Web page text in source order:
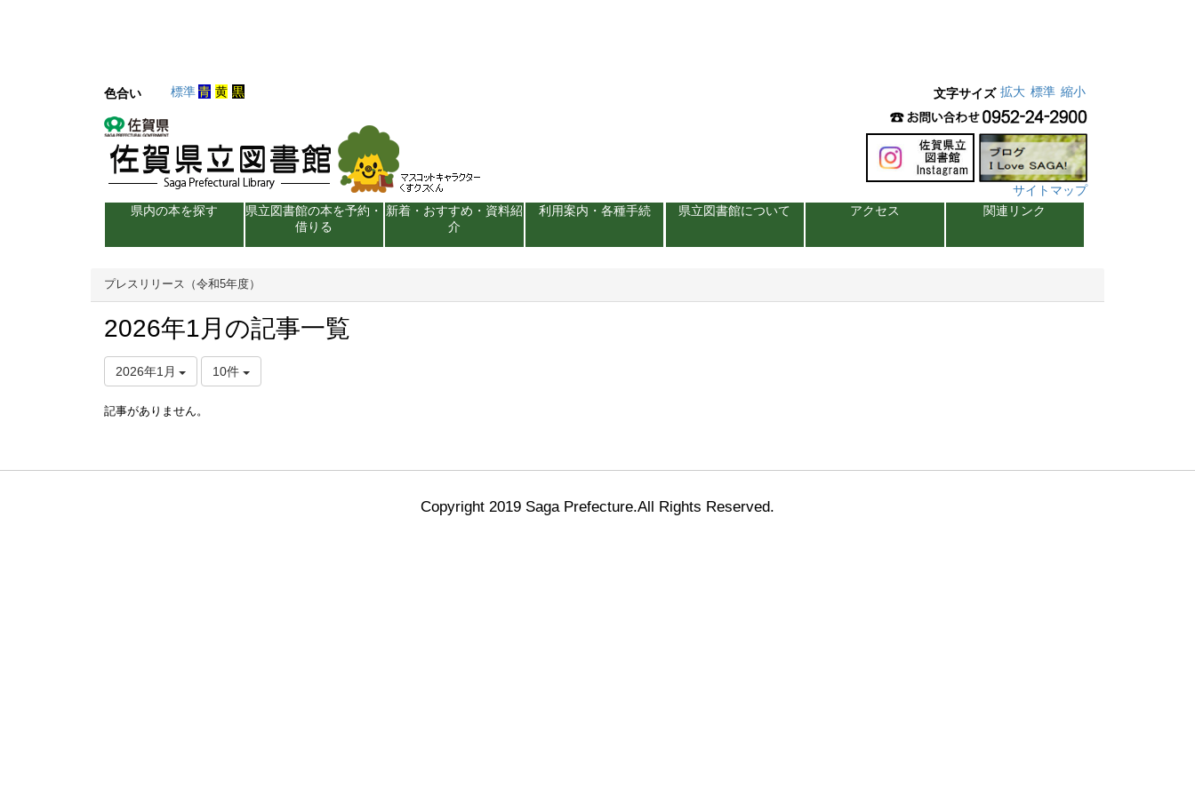
色合い 標準青 黄 黒 文字サイズ 拡大 標準 縮小
サイトマップ
県内の本を探す
県立図書館の本を予約・
借りる
新着・おすすめ・資料紹
介
利用案内・各種手続 県立図書館について アクセス 関連リンク
プレスリリース（令和5年度）
2026年1月の記事一覧
2026年1月 10件
記事がありません。
Copyright 2019 Saga Prefecture.All Rights Reserved.